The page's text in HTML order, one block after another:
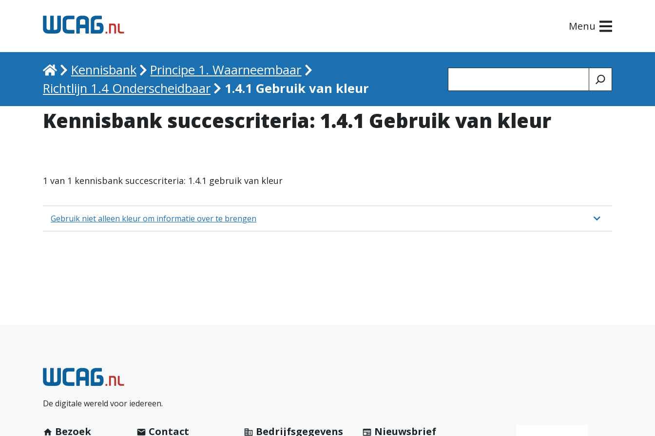
Menu
HomeKennisbank
Principe 1. Waarneembaar
Richtlijn 1.4 Onderscheidbaar
1.4.1 Gebruik van kleur
Zoeken
Kennisbank succescriteria: 1.4.1 Gebruik van kleur
1 van 1 kennisbank succescriteria: 1.4.1 gebruik van kleur
Gebruik niet alleen kleur om informatie over te brengen
N
e
e
De digitale wereld voor iedereen.
Bezoek Contact Bedrijfsgegevens Nieuwsbrief